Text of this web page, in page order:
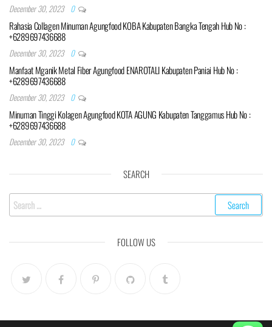
December 30, 2023 0
Rahasia Collagen Minuman Agungfood KOBA Kabupaten Bangka Tengah Hub No :
+6289697436688
December 30, 2023 0
Manfaat Mganik Metal Fiber Agungfood ENAROTALI Kabupaten Paniai Hub No :
+6289697436688
December 30, 2023 0
Minuman Tinggi Kolagen Agungfood KOTA AGUNG Kabupaten Tanggamus Hub No :
+6289697436688
December 30, 2023 0
SEARCH
Search
for:
FOLLOW US